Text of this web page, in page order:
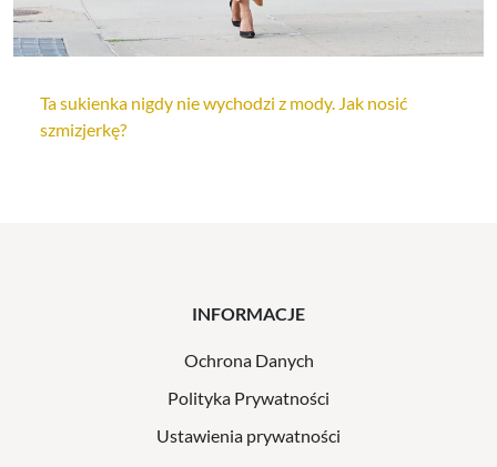
Ta sukienka nigdy nie wychodzi z mody. Jak nosić
szmizjerkę?
INFORMACJE
Ochrona Danych
Polityka Prywatności
Ustawienia prywatności